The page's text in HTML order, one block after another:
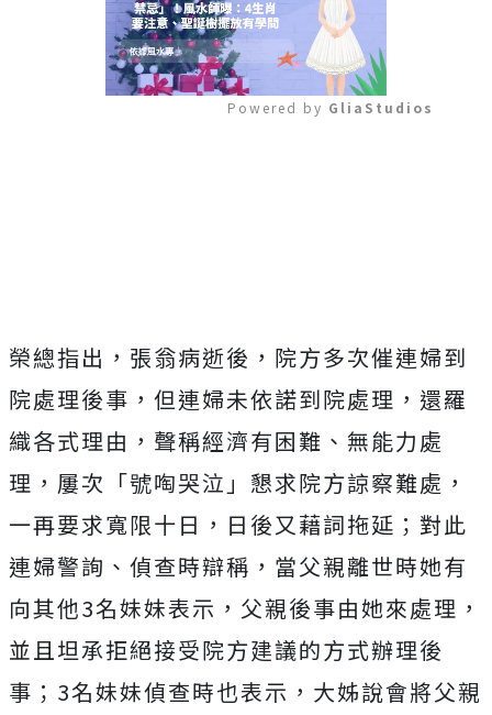
Powered by GliaStudios
榮總指出，張翁病逝後，院方多次催連婦到
院處理後事，但連婦未依諾到院處理，還羅
織各式理由，聲稱經濟有困難、無能力處
理，屢次「號啕哭泣」懇求院方諒察難處，
一再要求寬限十日，日後又藉詞拖延；對此
連婦警詢、偵查時辯稱，當父親離世時她有
向其他3名妹妹表示，父親後事由她來處理，
並且坦承拒絕接受院方建議的方式辦理後
事；3名妹妹偵查時也表示，大姊說會將父親